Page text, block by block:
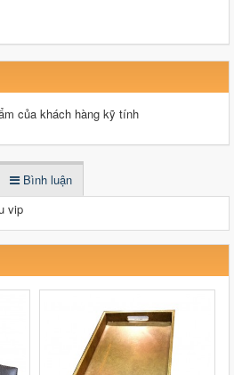
của khách hàng kỹ tính
Bình luận
vip